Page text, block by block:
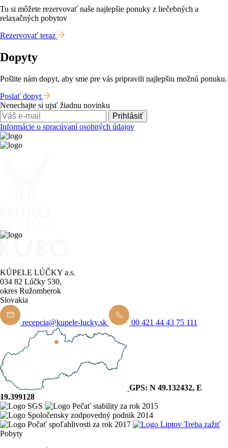
Tu si môžete rezervovať naše najlepšie ponuky z liečebných a
relaxačných pobytov
Rezervovať teraz
Dopyty
Pošlite nám dopyt, aby sme pre vás pripravili najlepšiu možnú ponuku.
Poslať dopyt
Nenechajte si ujsť žiadnu novinku
Prihlásiť
Informácie o spracúvaní osobných údajov
KÚPELE LÚČKY a.s.
034 82 Lúčky 530,
okres Ružomberok
Slovakia
recepcia@kupele-lucky.sk 00 421 44 43 75 111
GPS: N 49.132432, E
19.399128
Pobyty